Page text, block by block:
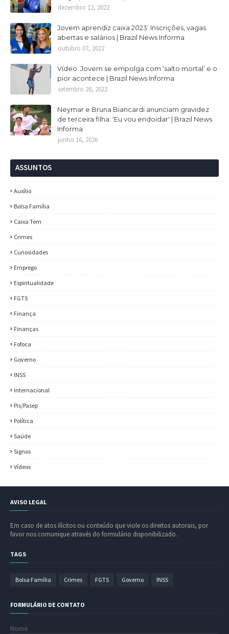
dezembro 12, 2022
Jovem aprendiz caixa 2023: Inscrições, vagas
abertas e salários | Brazil News Informa
outubro 07, 2022
Vídeo: Jovem se empolga com ‘salto mortal’ e o
pior acontece | Brazil News Informa
setembro 28, 2022
Neymar e Bruna Biancardi anunciam gravidez
de terceira filha: 'Eu vou endoidar' | Brazil News
Informa
junho 16, 2026
ASSUNTOS
Auxílio
Bolsa Família
Caixa Tem
Crimes
Curiosidades
Emprego
Espiritualidade
FGTS
Finança
Finanças
Fofoca
Governo
INSS
Internacional
Pis/Pasep
Política
Saúde
Signos
Vídeos
AVISO LEGAL
Em caso de atos ilícitos ou conteúdo que viole os direitos autorais, por
favor nos comunique através do formulário disponibilizado.
TAGS
Bolsa Família Crimes FGTS Governo INSS
FORMULÁRIO DE CONTATO
Nome